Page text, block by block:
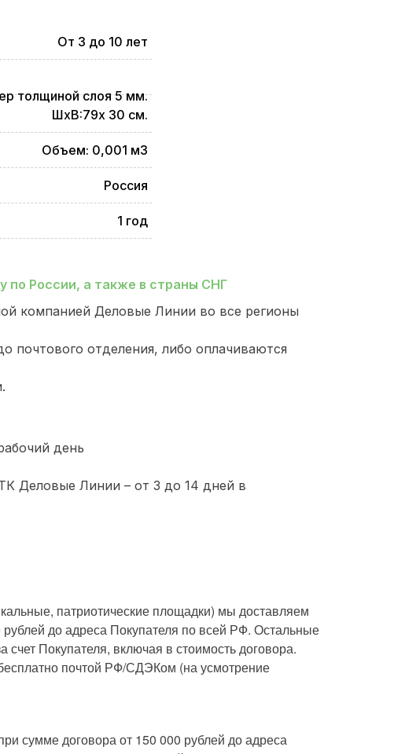
От 3 до 10 лет
толщиной слоя 5 мм.
ШхВ:79х 30 см.
Объем: 0,001 м3
Россия
1 год
России, а также в страны СНГ
компанией Деловые Линии во все регионы
почтового отделения, либо оплачиваются
день
Деловые Линии – от 3 до 14 дней в
патриотические площадки) мы доставляем
до адреса Покупателя по всей РФ. Остальные
Покупателя, включая в стоимость договора.
почтой РФ/СДЭКом (на усмотрение
сумме договора от 150 000 рублей до адреса